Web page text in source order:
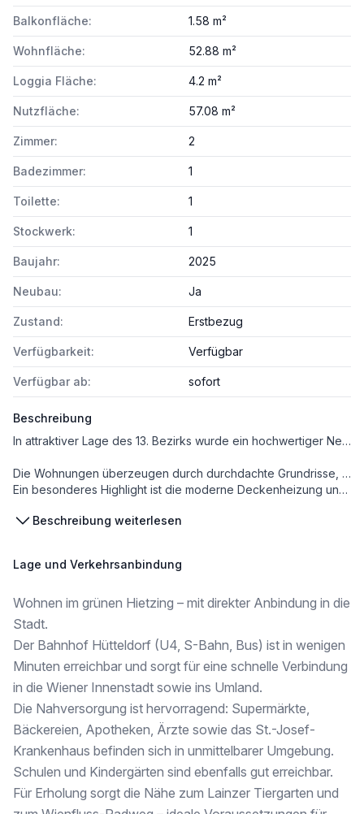
Balkonfläche: 1.58 m²
Wohnfläche: 52.88 m²
Loggia Fläche: 4.2 m²
Nutzfläche: 57.08 m²
Zimmer: 2
Badezimmer: 1
Toilette: 1
Stockwerk: 1
Baujahr: 2025
Neubau: Ja
Zustand: Erstbezug
Verfügbarkeit: Verfügbar
Verfügbar ab: sofort
Beschreibung
In attraktiver Lage des 13. Bezirks wurde ein hochwertiger Neubau mit rund 40 modernen Eigentumswohnungen realisiert.
Die Wohnungen überzeugen durch durchdachte Grundrisse, helle Räume und großzügige Freiflächen – ob Balkon, Loggia, Terrasse oder Eigengarten.
Ein besonderes Highlight ist die moderne Deckenheizung und -kühlung, die ganzjährig für ein angenehmes Raumklima sorgt – effizient und komfortabel.
*
2 BIS 4 ZIMMER
* ca. 45 bis 90 m² Wohnfläche
* moderne Wohnküchen
* Freiflächen je nach Einheit (Balkon, Loggia, Terrasse oder Eigengarten)
AUSSTATTUNG
* hochwertige Parkettböden
* 3-fach verglaste Fenster
* Deckenheizung & -kühlung
* elektrische Raffstores
* Markensanitärausstattung
Beschreibung weiterlesen
Lage und Verkehrsanbindung
Wohnen im grünen Hietzing – mit direkter Anbindung in die
Stadt.
Der Bahnhof Hütteldorf (U4, S-Bahn, Bus) ist in wenigen
Minuten erreichbar und sorgt für eine schnelle Verbindung
in die Wiener Innenstadt sowie ins Umland.
Die Nahversorgung ist hervorragend: Supermärkte,
Bäckereien, Apotheken, Ärzte sowie das St.-Josef-
Krankenhaus befinden sich in unmittelbarer Umgebung.
Schulen und Kindergärten sind ebenfalls gut erreichbar.
Für Erholung sorgt die Nähe zum Lainzer Tiergarten und